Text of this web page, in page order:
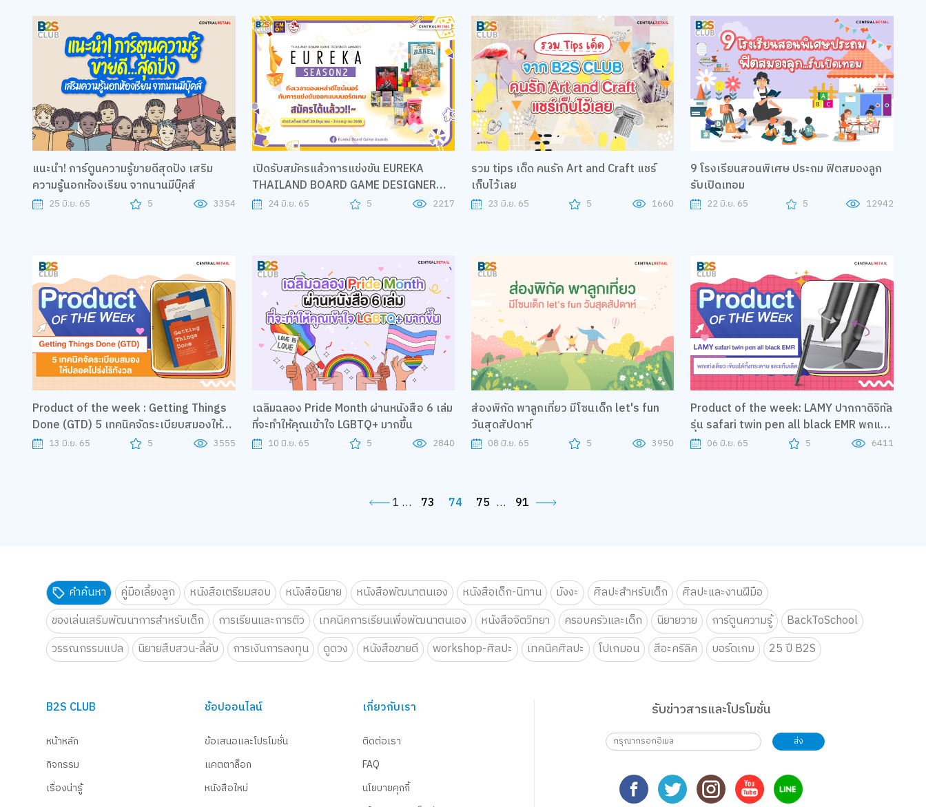
แนะนำ! การ์ตูนความรู้ขายดีสุดปัง เสริม
ความรู้นอกห้องเรียน จากนานมีบุ๊คส์
25 มิ.ย. 65 5 3354
เปิดรับสมัครแล้วการแข่งขัน EUREKA
THAILAND BOARD GAME DESIGNER
AWARDS SEASON 2
24 มิ.ย. 65 5 2217
รวม tips เด็ด คนรัก Art and Craft แชร์
เก็บไว้เลย
23 มิ.ย. 65 5 1660
9 โรงเรียนสอนพิเศษ ประถม ฟิตสมองลูก
รับเปิดเทอม
22 มิ.ย. 65 5 12942
Product of the week : Getting Things
Done (GTD) 5 เทคนิคจัดระเบียบสมองให้
ปลอดโปร่งไร้เรื่องกังวล
13 มิ.ย. 65 5 3555
เฉลิมฉลอง Pride Month ผ่านหนังสือ 6 เล่ม
ที่จะทำให้คุณเข้าใจ LGBTQ+ มากขึ้น
10 มิ.ย. 65 5 2840
ส่องพิกัด พาลูกเที่ยว มีโซนเด็ก let's fun
วันสุดสัปดาห์
08 มิ.ย. 65 5 3950
Product of the week: LAMY ปากกาดิจิทัล
รุ่น safari twin pen all black EMR พกแท่ง
เดียวเขียนได้ทั้งกระดาษและแท็บเล็ต
06 มิ.ย. 65 5 6411
1 … 73 74 75 … 91
คำค้นหา คู่มือเลี้ยงลูก หนังสือเตรียมสอบ หนังสือนิยาย หนังสือพัฒนาตนเอง หนังสือเด็ก-นิทาน มังงะ ศิลปะสำหรับเด็ก
ศิลปะและงานฝีมือ
ของเล่นเสริมพัฒนาการสำหรับเด็ก
การเรียนและการติว เทคนิคการเรียนเพื่อพัฒนาตนเอง หนังสือจิตวิทยา ครอบครัวและเด็ก นิยายวาย การ์ตูนความรู้
BackToSchool
วรรณกรรมแปล
นิยายสืบสวน-ลี้ลับ การเงินการลงทุน ดูดวง หนังสือขายดี workshop-ศิลปะ เทคนิคศิลปะ โปเกมอน สีอะคริลิค บอร์ดเกม 25 ปี B2S
B2S CLUB
หน้าหลัก
กิจกรรม
เรื่องน่ารู้
ช้อปออนไลน์
ข้อเสนอและโปรโมชั่น
แคตตาล็อก
หนังสือใหม่
เกี่ยวกับเรา
ติดต่อเรา
FAQ
นโยบายคุกกี้
รับข่าวสารและโปรโมชั่น
ส่ง